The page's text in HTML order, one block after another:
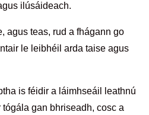
ilúsáideach.
agus teas, rud a fhágann go
le leibhéil arda taise agus
is féidir a láimhseáil leathnú
gan bhriseadh, cosc ​​a